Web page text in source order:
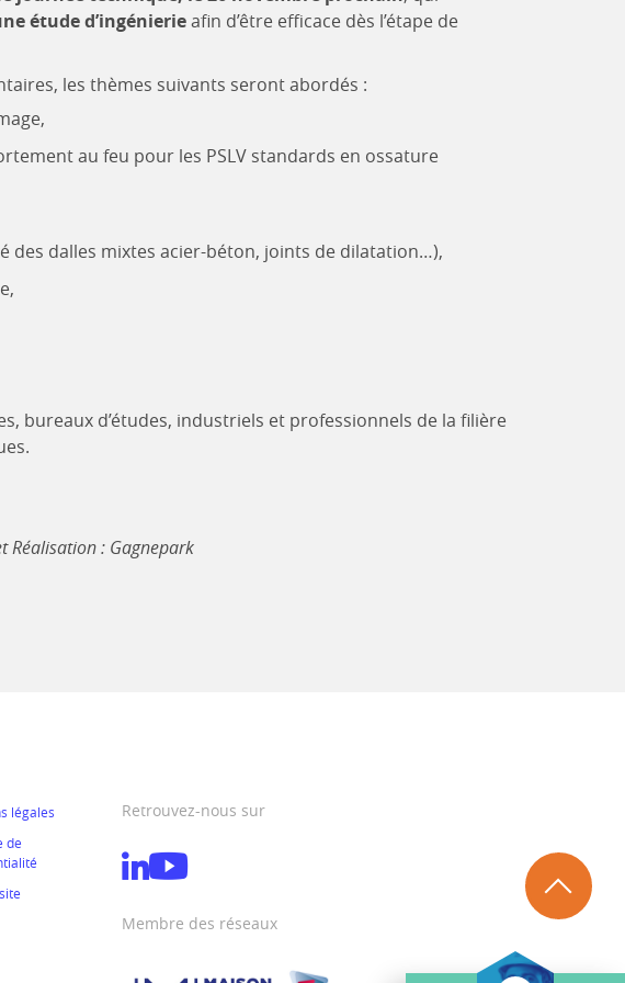
étude d’ingénierieafin d’être efficace dès l’étape de
les thèmes suivants seront abordés :
au feu pour les PSLV standards en ossature
des dalles mixtes acier-béton, joints de dilatation…),
bureaux d’études, industriels et professionnels de la filière
Réalisation : Gagnepark
légales
de
Retrouvez-nous sur
Membre des réseaux